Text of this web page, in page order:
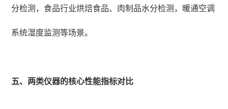
分检测，食品行业烘焙食品、肉制品水分检测，暖通空调
系统湿度监测等场景。
五、两类仪器的核心性能指标对比